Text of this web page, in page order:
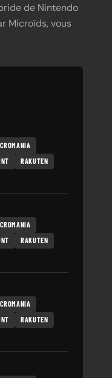
de Nintendo
Microïds, vous
RAKUTEN
RAKUTEN
RAKUTEN